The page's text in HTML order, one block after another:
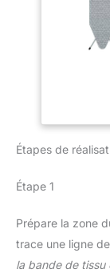
Étapes de
Étape 1
Prépare la zone
trace une ligne
la bande de